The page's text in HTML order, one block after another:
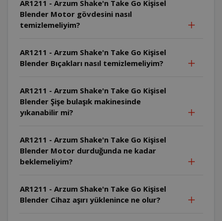
AR1211 - Arzum Shake'n Take Go Kişisel
Blender Motor gövdesini nasıl
temizlemeliyim?
AR1211 - Arzum Shake'n Take Go Kişisel
Blender Bıçakları nasıl temizlemeliyim?
AR1211 - Arzum Shake'n Take Go Kişisel
Blender Şişe bulaşık makinesinde
yıkanabilir mi?
AR1211 - Arzum Shake'n Take Go Kişisel
Blender Motor durduğunda ne kadar
beklemeliyim?
AR1211 - Arzum Shake'n Take Go Kişisel
Blender Cihaz aşırı yüklenince ne olur?